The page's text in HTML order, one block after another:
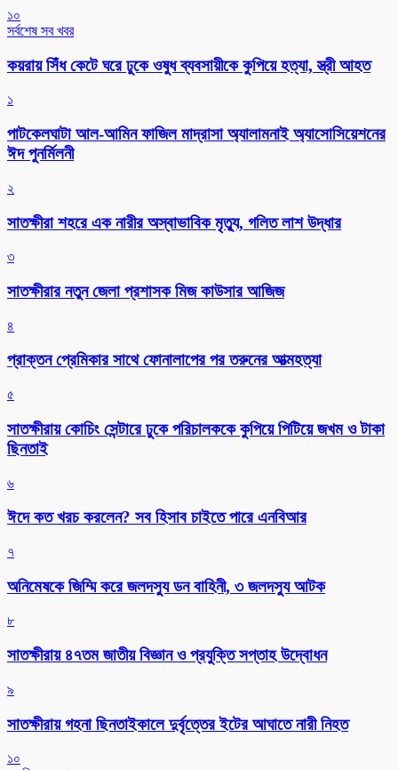
১০
সর্বশেষ সব খবর
কয়রায় সিঁধ কেটে ঘরে ঢুকে ওষুধ ব্যবসায়ীকে কুপিয়ে হত্যা, স্ত্রী আহত
১
পাটকেলঘাটা আল-আমিন ফাজিল মাদ্রাসা অ্যালামনাই অ্যাসোসিয়েশনের
ঈদ পুনর্মিলনী
২
সাতক্ষীরা শহরে এক নারীর অস্বাভাবিক মৃত্যু, গলিত লাশ উদ্ধার
৩
সাতক্ষীরার নতুন জেলা প্রশাসক মিজ কাউসার আজিজ
৪
প্রাক্তন প্রেমিকার সাথে ফোনালাপের পর তরুনের আত্মহত্যা
৫
সাতক্ষীরায় কোচিং সেন্টারে ঢুকে পরিচালককে কুপিয়ে পিটিয়ে জখম ও টাকা
ছিনতাই
৬
ঈদে কত খরচ করলেন? সব হিসাব চাইতে পারে এনবিআর
৭
অনিমেষকে জিম্মি করে জলদস্যু ডন বাহিনী, ৩ জলদস্যু আটক
৮
সাতক্ষীরায় ৪৭তম জাতীয় বিজ্ঞান ও প্রযুক্তি সপ্তাহ উদ্বোধন
৯
সাতক্ষীরায় গহনা ছিনতাইকালে দুর্বৃত্তের ইটের আঘাতে নারী নিহত
১০